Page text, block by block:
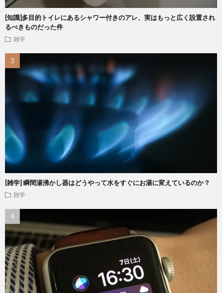
[知識]多目的トイレにあるシャワー付きのアレ、実はもっと広く設置され
るべきものだった件
雑学
[雑学] 瞬間湯沸かし器はどうやって水をすぐにお湯に変えているのか？
雑学